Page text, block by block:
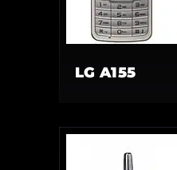
LG A155